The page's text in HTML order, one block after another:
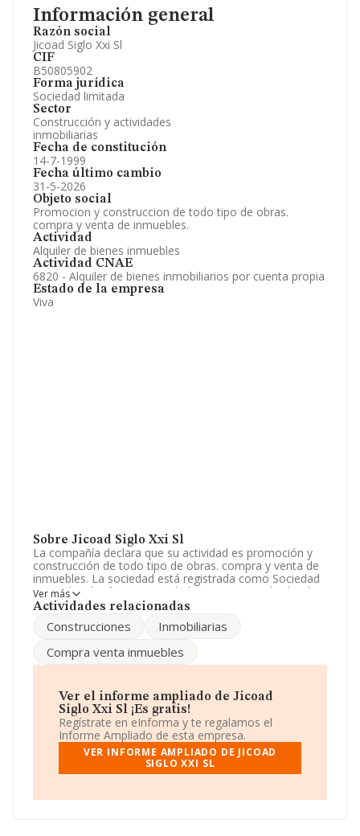
Información general
Razón social
Jicoad Siglo Xxi Sl
CIF
B50805902
Forma jurídica
Sociedad limitada
Sector
Construcción y actividades
inmobiliarias
Fecha de constitución
14-7-1999
Fecha último cambio
31-5-2026
Objeto social
Promocion y construccion de todo tipo de obras.
compra y venta de inmuebles.
Actividad
Alquiler de bienes inmuebles
Actividad CNAE
6820 - Alquiler de bienes inmobiliarios por cuenta propia
Estado de la empresa
Viva
Sobre Jicoad Siglo Xxi Sl
La compañía declara que su actividad es promoción y
construcción de todo tipo de obras. compra y venta de
inmuebles. La sociedad está registrada como Sociedad
Limitada. Clasifica su actividad CNAE como 'Alquiler de
bienes inmobiliarios por cuenta propia', código 6820. La
La sociedad españolaJicoad Siglo Xxi S.L, B50805902,
núm. 26 2 1, (25110), Alpicat, en Lleida, Cataluña.
Con los datos a disposición de INFORMA sobre 133.656
empresas pertenecientes al sector, en el ámbito
nacional la facturación alcanza la cifra de 23.044
millones de euros y la media entre todas las compañías
es de 172 mil euros de ventas en 2025. En relación con
datos INFORMA constan 1458 empresas, con ventas en
Ver más
Actividades relacionadas
Construcciones
Inmobiliarias
Compra venta inmuebles
Ver el informe ampliado de Jicoad
Siglo Xxi Sl ¡Es gratis!
Regístrate en eInforma y te regalamos el
Informe Ampliado de esta empresa.
VER INFORME AMPLIADO DE JICOAD
SIGLO XXI SL
Información oficial y registral complementaria.